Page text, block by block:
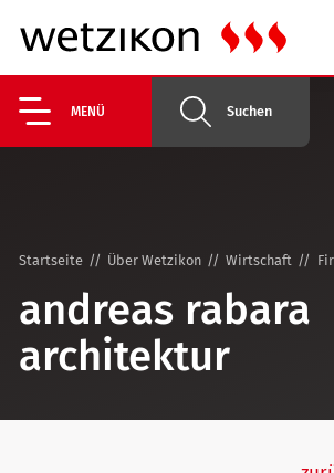
MENÜ Suchen
Startseite Über Wetzikon Wirtschaft
andreas rabara
architektur